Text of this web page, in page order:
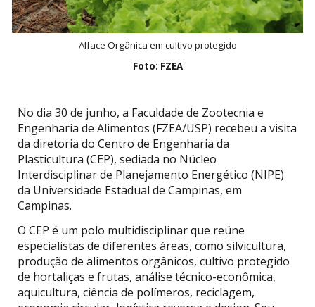
Alface Orgânica em cultivo protegido
Foto: FZEA
No dia 30 de junho, a Faculdade de Zootecnia e
Engenharia de Alimentos (FZEA/USP) recebeu a visita
da diretoria do Centro de Engenharia da
Plasticultura (CEP), sediada no Núcleo
Interdisciplinar de Planejamento Energético (NIPE)
da Universidade Estadual de Campinas, em
Campinas.
O CEP é um polo multidisciplinar que reúne
especialistas de diferentes áreas, como silvicultura,
produção de alimentos orgânicos, cultivo protegido
de hortaliças e frutas, análise técnico-econômica,
aquicultura, ciência de polímeros, reciclagem,